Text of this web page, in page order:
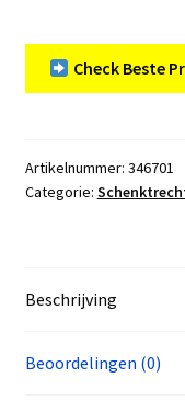
Check Beste
Artikelnummer: 346701
Categorie:
Beschrijving
Beoordelingen (0)